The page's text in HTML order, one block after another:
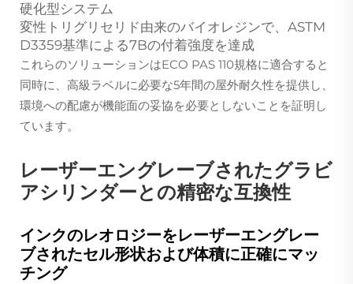
硬化型システム
変性トリグリセリド由来のバイオレジンで、ASTM
D3359基準による7Bの付着強度を達成
これらのソリューションはECO PAS 110規格に適合すると
同時に、高級ラベルに必要な5年間の屋外耐久性を提供し、
環境への配慮が機能面の妥協を必要としないことを証明し
ています。
レーザーエングレーブされたグラビ
アシリンダーとの精密な互換性
インクのレオロジーをレーザーエングレー
ブされたセル形状および体積に正確にマッ
チング